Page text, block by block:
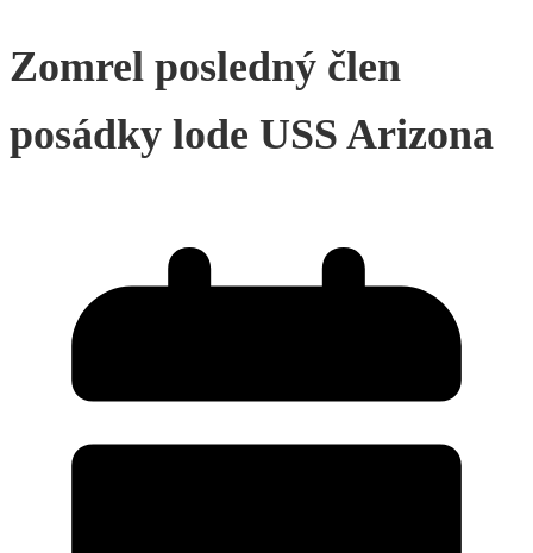
Zomrel posledný člen
posádky lode USS Arizona